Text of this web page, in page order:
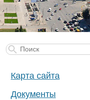
Карта сайта
Документы